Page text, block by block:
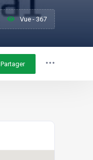
Vue - 367
Partager